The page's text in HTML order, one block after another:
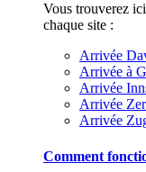
Vous trouverez
chaque site :
Arrivée
Arrivée à
Arrivée
Arrivée
Arrivée
Comment